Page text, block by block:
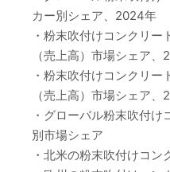
カー別シェア、2024年
・粉末吹付けコンクリ
（売上高）市場シェア、
・粉末吹付けコンクリ
（売上高）市場シェア、
・グローバル粉末吹付
別市場シェア
・北米の粉末吹付けコ